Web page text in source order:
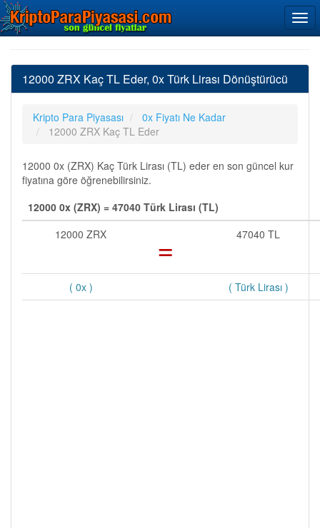
12000 ZRX Kaç TL Eder, 0x Türk Lirası Dönüştürücü
Kripto Para Piyasası
0x Fiyatı Ne Kadar
12000 ZRX Kaç TL Eder
12000 0x (ZRX) Kaç Türk Lirası (TL) eder en son güncel kur
fiyatına göre öğrenebilirsiniz.
12000 0x (ZRX) = 47040 Türk Lirası (TL)
12000 ZRX
= 47040 TL
( 0x ) ( Türk Lirası )